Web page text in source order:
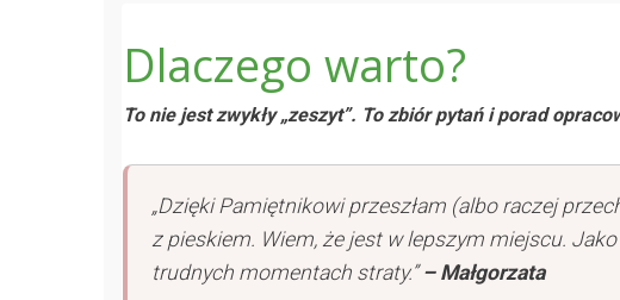
Dlaczego warto?
To nie jest zwykły „zeszyt”. To zbiór pytań i porad
„Dzięki Pamiętnikowi przeszłam (albo raczej
z pieskiem. Wiem, że jest w lepszym miejscu.
trudnych momentach straty.”– Małgorzata